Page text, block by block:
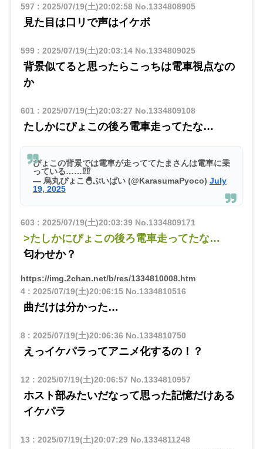
597 : 2025/07/19(土)20:02:58No.1334808905
見た目は口リで声はイケボ
599: 2025/07/19(土)20:03:14No.1334809025
背景似てると思ったらこっちは電車視点なの
か
601: 2025/07/19(土)20:03:27 No.1334809108
たしかにぴょこの後ろ電車走ってたな…
ぴょこの背景では電車が走っててたまさんは電車に乗
っている……⁉️⁉️
— 烏丸ぴょこ🐣ぶいぱい (@KarasumaPyoco) July
19, 2025
603 : 2025/07/19(土)20:03:39No.1334809171
>たしかにぴょこの後ろ電車走ってたな…
匂わせか？
https://img.2chan.net/b/res/1334810008.htm
4: 2025/07/19(土)20:06:15No.1334810516
曲だけは分かった…
8: 2025/07/19(土)20:06:36 No.1334810750
えっイケパラってアニメ化するの！？
12 : 2025/07/19(土)20:06:57 No.1334810957
ホスト部みたいだなって思った記憶だけある
イケパラ
13 : 2025/07/19(土)20:07:29No.1334811248